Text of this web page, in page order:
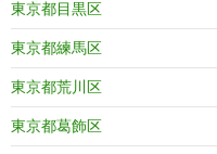
東京都目黒区
東京都練馬区
東京都荒川区
東京都葛飾区